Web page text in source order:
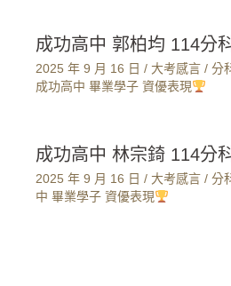
成功高中 郭柏均 114分
2025 年 9 月 16 日 / 大考感言 / 分
成功高中 畢業學子 資優表現
成功高中 林宗錡 114分
2025 年 9 月 16 日 / 大考感言 / 分
中 畢業學子 資優表現